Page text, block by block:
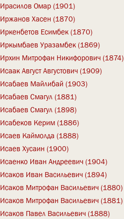
Ирасилов Омар (1901)
Иржанов Хасен (1870)
Иркенбетов Есимбек (1870)
Иркымбаев Уразамбек (1869)
Ирхин Митрофан Никифорович (1874)
Исаак Август Августович (1909)
Исабаев Майлибай (1903)
Исабаев Смагул (1881)
Исабаев Смагул (1898)
Исабеков Керим (1886)
Исаев Каймолда (1888)
Исаев Хусаин (1900)
Исаенко Иван Андреевич (1904)
Исаков Иван Васильевич (1894)
Исаков Митрофан Васильевич (1880)
Исаков Митрофан Васильевич (1881)
Исаков Павел Васильевич (1888)